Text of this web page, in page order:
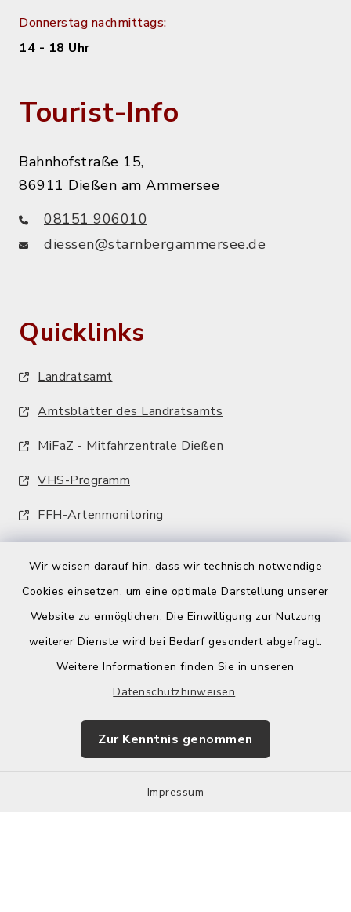
Wir weisen darauf hin, dass wir technisch notwendige
Cookies einsetzen, um eine optimale Darstellung unserer
Website zu ermöglichen. Die Einwilligung zur Nutzung
weiterer Dienste wird bei Bedarf gesondert abgefragt.
Weitere Informationen finden Sie in unseren
Datenschutzhinweisen.
Zur Kenntnis genommen
Impressum
Donnerstag nachmittags:
14 - 18 Uhr
Tourist-Info
Bahnhofstraße 15,
86911 Dießen am Ammersee
08151 906010
diessen@starnbergammersee.de
Quicklinks
Landratsamt
Amtsblätter des Landratsamts
MiFaZ - Mitfahrzentrale Dießen
VHS-Programm
FFH-Artenmonitoring
Barrierefreiheit
Impressum
Sitemap